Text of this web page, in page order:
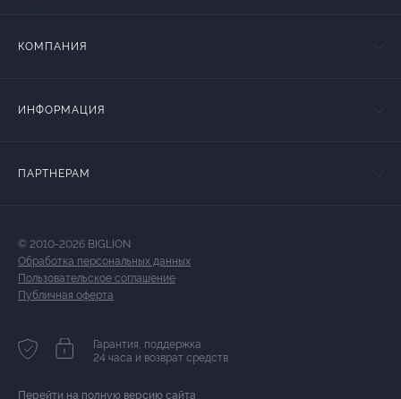
КОМПАНИЯ
ИНФОРМАЦИЯ
ПАРТНЕРАМ
© 2010-2026 BIGLION
Обработка персональных данных
Пользовательское соглашение
Публичная оферта
Гарантия, поддержка
24 часа и возврат средств
Перейти на полную версию сайта